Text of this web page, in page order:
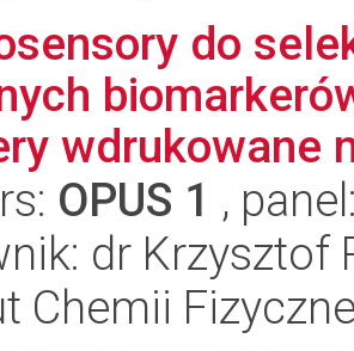
do
wdrukowane
OPUS 1 ,
dr Krzysztof
Chemii